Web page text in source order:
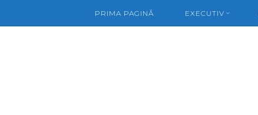
PRIMA PAGINĂ EXECUTIV